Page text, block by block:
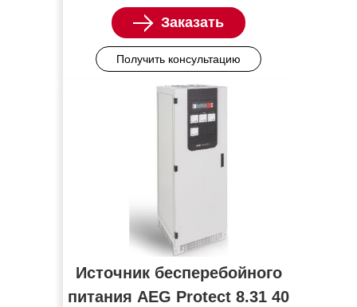
Заказать
Получить консультацию
Источник бесперебойного
питания AEG Protect 8.31 40